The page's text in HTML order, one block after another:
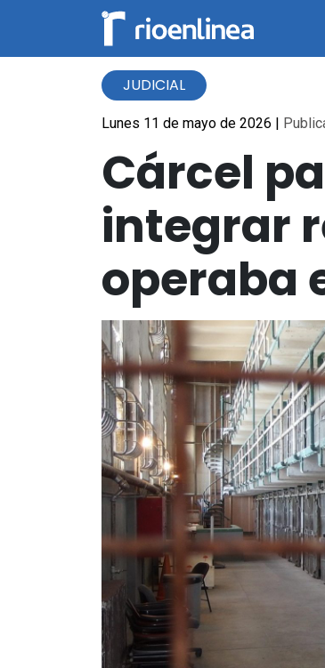
JUDICIAL
Lunes 11 de mayo de 2026 |
Cárcel
integrar
operaba